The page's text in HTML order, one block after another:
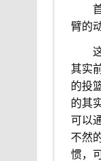
臂的
其实
的投
的其
可以
不然
惯，